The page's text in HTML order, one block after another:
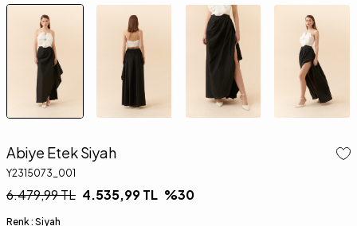
Abiye Etek Siyah
Y2315073_001
6.479,99TL 4.535,99TL %30
Renk : Siyah